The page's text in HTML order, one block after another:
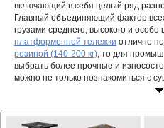
включающий в себя целый ряд
Главный объединяющий фактор
грузами среднего, высокого и особо
платформенной тележки отлично
резиной (140-200 кг), то для
выбрать более прочные и
можно не только познакомиться с
ассортимента и его
Где используются?